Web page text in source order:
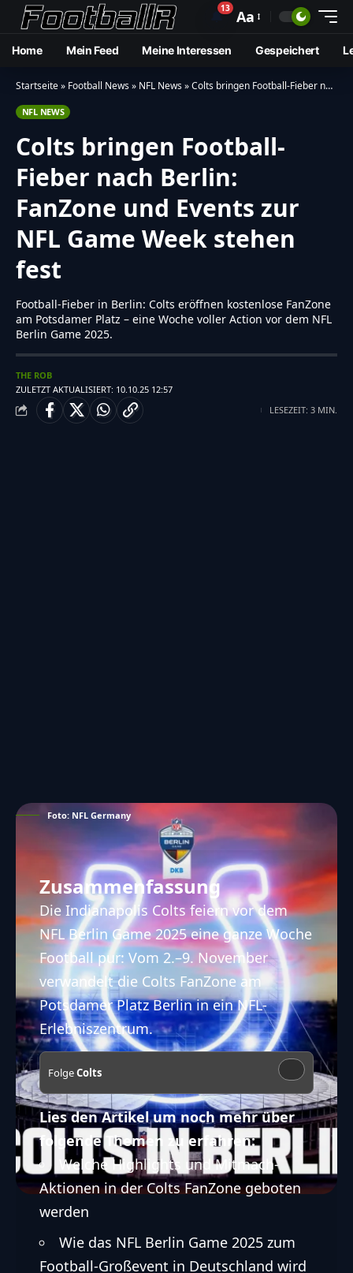
🔔13 Aa
Home Mein Feed Meine Interessen Gespeichert
Startseite» Football News» NFL News»Colts bringen Football-Fieber nach Berlin: FanZone und Events zur NFL Game Week stehen fest
NFL NEWS
Colts bringen Football-
Fieber nach Berlin:
FanZone und Events zur
NFL Game Week stehen
fest
Football-Fieber in Berlin: Colts eröffnen kostenlose FanZone
am Potsdamer Platz – eine Woche voller Action vor dem NFL
Berlin Game 2025.
ZULETZT AKTUALISIERT: 10.10.25 12:57
THE ROB
LESEZEIT: 3 MIN.
Foto: NFL Germany
Zusammenfassung
Die Indianapolis Colts feiern vor dem
NFL Berlin Game 2025 eine ganze Woche
Football pur: Vom 2.–9. November
verwandelt die Colts FanZone am
Potsdamer Platz Berlin in ein NFL-
Erlebniszentrum.
FolgeColts
Lies den Artikel um noch mehr über
folgende Themen zu erfahren:
Welche Highlights und Mitmach-
Aktionen in der Colts FanZone geboten
werden
Wie das NFL Berlin Game 2025 zum
Football-Großevent in Deutschland wird